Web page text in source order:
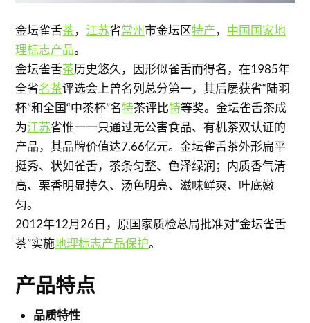
金坛雀舌茶， 江苏省常州市金坛区特产， 中国国家地
理标志产品。
金坛雀舌茶历史悠久，因形似雀舌而得名，在1985年
全省名茶评选会上曾名列总分第一，其后屡获省“陆羽
杯”和全国“中茶杯”名特茶评比特等奖。金坛雀舌茶成
为江苏省惟一一只通过无公害食品、有机茶双认证的
产品，其品牌价值达7.66亿元。金坛雀舌茶外形扁平
挺秀、状如雀舌，茶条匀整、色泽绿润；内质香气清
高、栗香明显持久、汤色明亮、滋味鲜爽、叶底嫩
匀。
2012年12月26日，原国家质检总局批准对“金坛雀舌
茶”实施地理标志产品保护。
产品特点
品质特性